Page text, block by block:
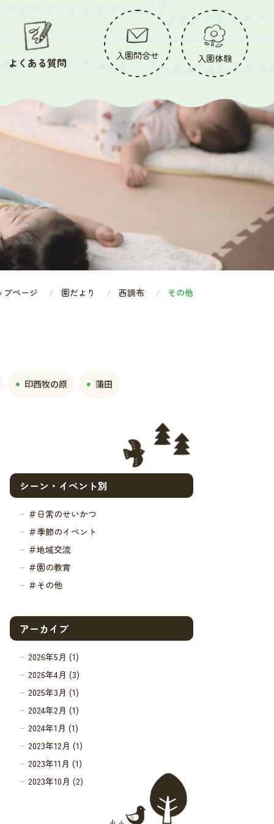
よくある質問 入園問合せ 入園体験
プページ 園だより 西調布 その他
印西牧の原 蒲田
シーン・イベント別
＃日常のせいかつ
＃季節のイベント
＃地域交流
＃園の教育
＃その他
アーカイブ
2026年5月 (1)
2026年4月 (3)
2025年3月 (1)
2024年2月 (1)
2024年1月 (1)
2023年12月 (1)
2023年11月 (1)
2023年10月 (2)